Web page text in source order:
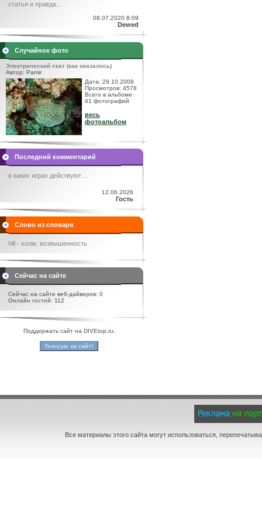
статья и правда...
08.07.2020 8:09
Dewed
Случайное фото
Электрический скат (как оказалось)
Автор: Pamir
Дата: 29.10.2008
Просмотров: 4578
Всего в альбоме:
41 фотографий
весь
фотоальбом
Последний комментарий
в каких играх действуют ...
12.06.2026
Гость
Слово из словаря
hill - холм, возвышенность
Сейчас на сайте
Сейчас на сайте веб-дайверов: 0
Онлайн гостей: 112
Поддержать сайт на DIVEtop.ru:
Все материалы этого сайта могут использоваться,